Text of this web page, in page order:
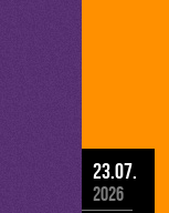
23.07.
2026